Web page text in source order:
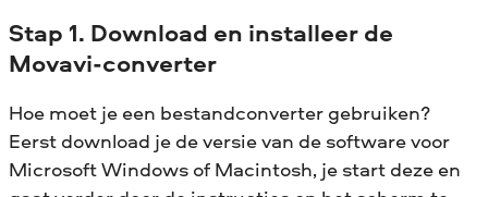
Stap 1. Download en installeer de
Movavi-converter
Hoe moet je een bestandconverter gebruiken?
Eerst download je de versie van de software voor
Microsoft Windows of Macintosh, je start deze en